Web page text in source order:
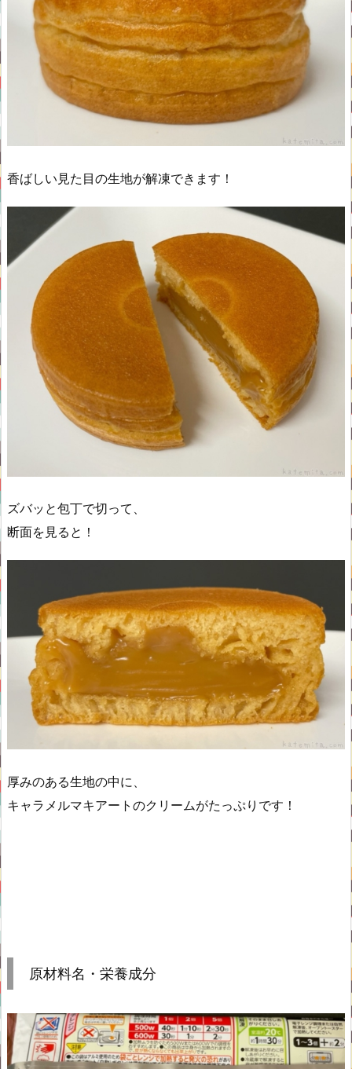
香ばしい見た目の生地が解凍できます！
ズバッと包丁で切って、
断面を見ると！
厚みのある生地の中に、
キャラメルマキアートのクリームがたっぷりです！
原材料名・栄養成分